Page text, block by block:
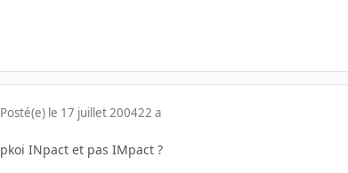
Posté(e) le 17 juillet 200422 a
pkoi INpact et pas IMpact ?